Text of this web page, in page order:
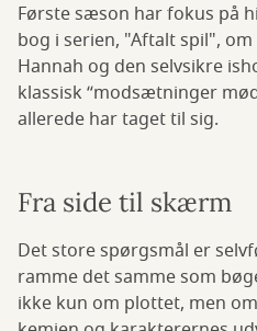
Første sæson har fokus på
bog i serien, "Aftalt spil",
Hannah og den selvsikre
klassisk “modsætninger
allerede har taget til sig.
Fra side til skærm
Det store spørgsmål er
ramme det samme som
ikke kun om plottet, men